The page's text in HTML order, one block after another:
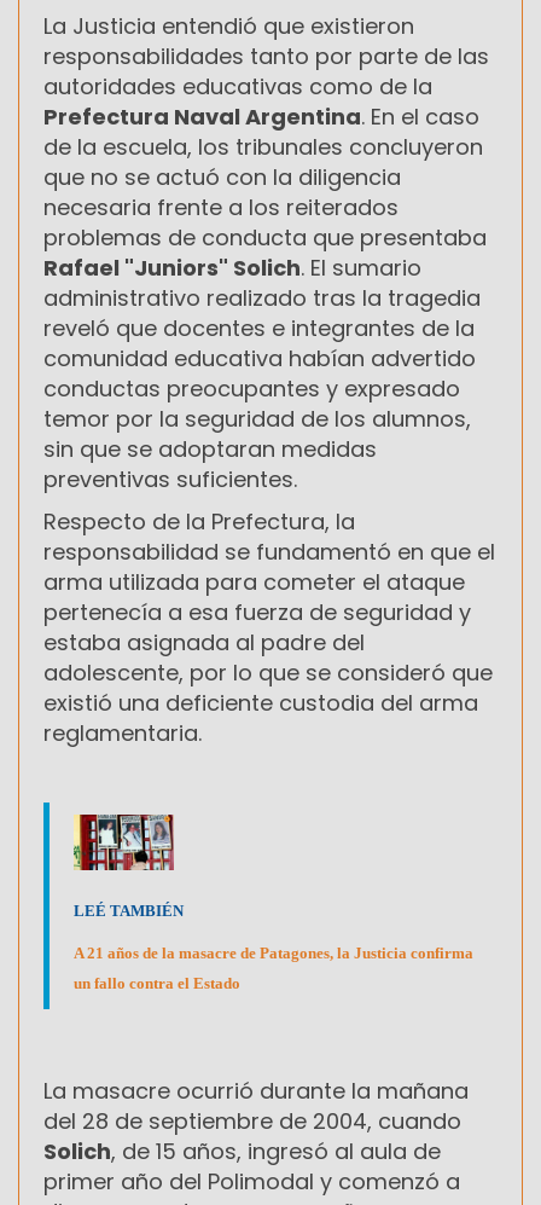
La Justicia entendió que existieron
responsabilidades tanto por parte de las
autoridades educativas como de la
Prefectura Naval Argentina. En el caso
de la escuela, los tribunales concluyeron
que no se actuó con la diligencia
necesaria frente a los reiterados
problemas de conducta que presentaba
Rafael "Juniors" Solich. El sumario
administrativo realizado tras la tragedia
reveló que docentes e integrantes de la
comunidad educativa habían advertido
conductas preocupantes y expresado
temor por la seguridad de los alumnos,
sin que se adoptaran medidas
preventivas suficientes.
Respecto de la Prefectura, la
responsabilidad se fundamentó en que el
arma utilizada para cometer el ataque
pertenecía a esa fuerza de seguridad y
estaba asignada al padre del
adolescente, por lo que se consideró que
existió una deficiente custodia del arma
reglamentaria.
LEÉ TAMBIÉN
A 21 años de la masacre de Patagones, la Justicia confirma
un fallo contra el Estado
La masacre ocurrió durante la mañana
del 28 de septiembre de 2004, cuando
Solich, de 15 años, ingresó al aula de
primer año del Polimodal y comenzó a